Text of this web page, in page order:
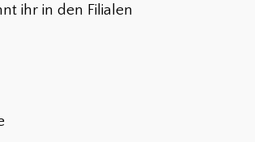
ihr in den Filialen